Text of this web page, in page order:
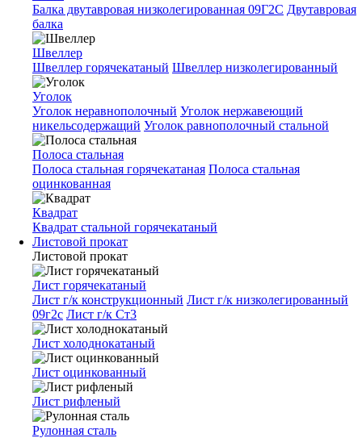
Балка двутавровая низколегированная 09Г2С Двутавровая
балка
Швеллер
Швеллер горячекатаный Швеллер низколегированный
Уголок
Уголок неравнополочный Уголок нержавеющий
никельсодержащий Уголок равнополочный стальной
Полоса стальная
Полоса стальная горячекатаная Полоса стальная
оцинкованная
Квадрат
Квадрат стальной горячекатаный
Листовой прокат
Листовой прокат
Лист горячекатаный
Лист г/к конструкционный Лист г/к низколегированный
09г2с Лист г/к Ст3
Лист холоднокатаный
Лист оцинкованный
Лист рифленый
Рулонная сталь